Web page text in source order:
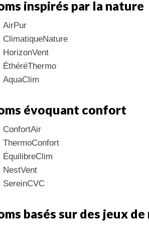
inspirés par la nature
AirPur
ClimatiqueNature
HorizonVent
ÉthéréThermo
AquaClim
évoquant confort
ConfortAir
ThermoConfort
ÉquilibreClim
NestVent
SereinCVC
basés sur des jeux